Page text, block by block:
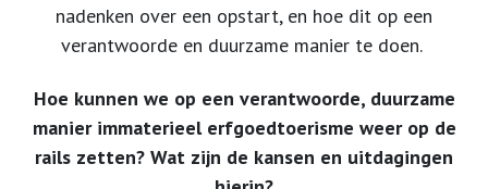
nadenken over een opstart, en hoe dit op een
verantwoorde en duurzame manier te doen.
Hoe kunnen we op een verantwoorde, duurzame
manier immaterieel erfgoedtoerisme weer op de
rails zetten? Wat zijn de kansen en uitdagingen